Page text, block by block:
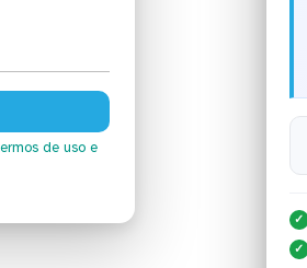
de uso e
✓
✓